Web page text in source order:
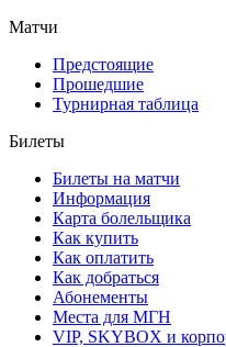
Матчи
Предстоящие
Прошедшие
Турнирная таблица
Билеты
Билеты на матчи
Информация
Карта болельщика
Как купить
Как оплатить
Как добраться
Абонементы
Места для МГН
VIP, SKYBOX и